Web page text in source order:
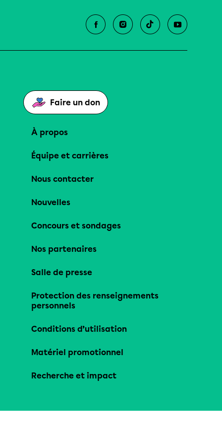
Faire un don
À propos
Équipe et carrières
Nous contacter
Nouvelles
Concours et sondages
Nos partenaires
Salle de presse
Protection des renseignements
personnels
Conditions d’utilisation
Matériel promotionnel
Recherche et impact